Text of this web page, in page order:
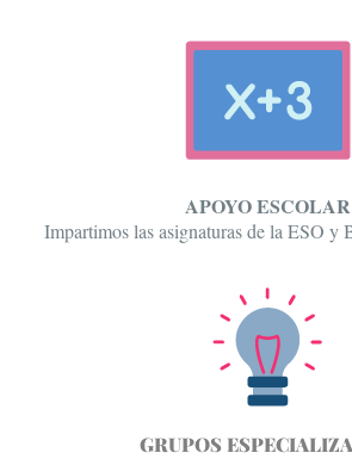
INFÓRMATE AQUÍ
APOYO ESCOLAR
Impartimos las asignaturas de la ESO
GRUPOS